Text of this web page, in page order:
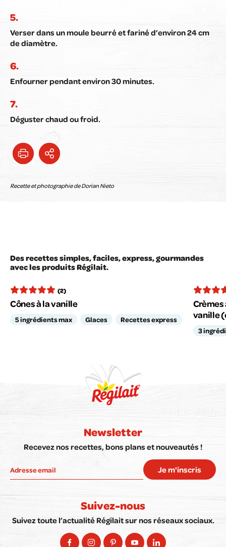
Verser dans un moule beurré et fariné d’environ 24 cm
de diamètre.
Enfourner pendant environ 30 minutes.
Déguster chaud ou froid.
Recette et photographie de Dorian Nieto
Des recettes simples, faciles, express, gourmandes
avec les produits Régilait.
(2)
Cônes à la vanille
5 ingrédients max Glaces Recettes express
vanille
3
Newsletter
Recevez nos recettes, bons plans et nouveautés !
Je m'inscris
Suivez-nous
Suivez toute l’actualité Régilait sur nos réseaux sociaux.